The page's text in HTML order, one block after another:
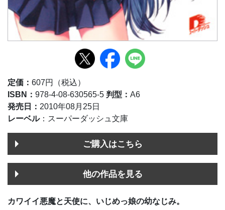
定価： 607円（税込）
ISBN： 978-4-08-630565-5 判型： A6
発売日： 2010年08月25日
レーベル：スーパーダッシュ文庫
ご購入はこちら
他の作品を見る
カワイイ悪魔と天使に、いじめっ娘の幼なじみ。